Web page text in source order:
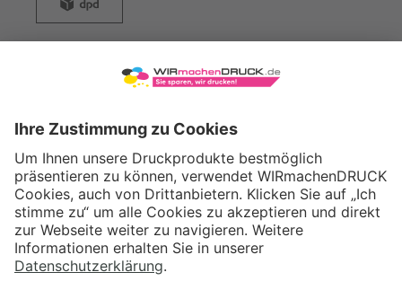
WIRmachenDRUCK GmbH
71522 Backnang
Tel.: +49 (0) 711 995 982 - 20
Fax: +49 (0) 711 995 982 - 21
SOCIAL MEDIA